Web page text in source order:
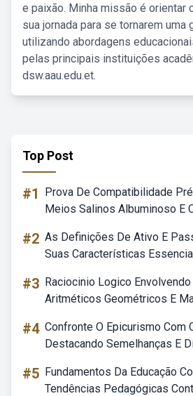
e paixão. Minha missão é orientar
sua jornada para se tornarem uma
utilizando abordagens
pelas principais instituições
dsw.aau.edu.et.
Top Post
#1
Prova De Compatibilidade
Meios Salinos Albuminoso E
#2 As Definições De Ativo E
Suas Características
#3 Raciocinio Logico
Aritméticos Geométricos E
#4 Confronte O Epicurismo Com
Destacando Semelhanças E
#5 Fundamentos Da Educação
Tendências Pedagógicas